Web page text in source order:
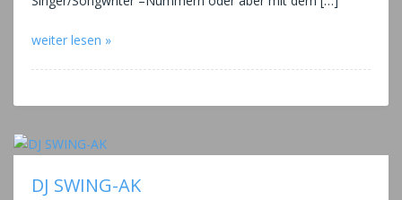
weiter lesen »
DJ SWING-AK